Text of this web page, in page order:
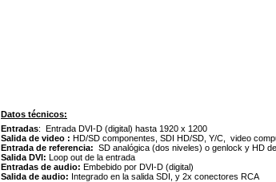
Datos técnicos:
Entradas: Entrada DVI-D (digital) hasta 1920 x 1200
Salida de video : HD/SD componentes, SDI HD/SD, Y/C, video
Entrada de referencia: SD analógica (dos niveles) o genlock y HD
Salida DVI: Loop out de la entrada
Entradas de audio: Embebido por DVI-D (digital)
Salida de audio: Integrado en la salida SDI, y 2x conectores RCA